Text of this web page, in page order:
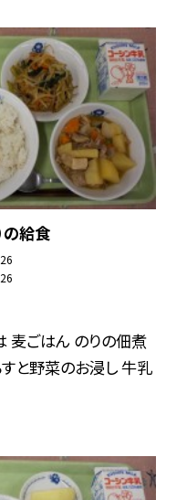
の給食
麦ごはん のりの佃煮
と野菜のお浸し 牛乳